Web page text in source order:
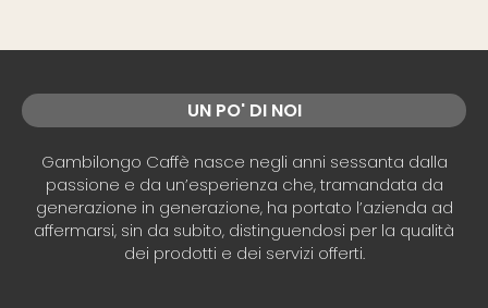
UN PO' DI NOI
Gambilongo Caffè nasce negli anni sessanta dalla
passione e da un’esperienza che, tramandata da
generazione in generazione, ha portato l’azienda ad
affermarsi, sin da subito, distinguendosi per la qualità
dei prodotti e dei servizi offerti.